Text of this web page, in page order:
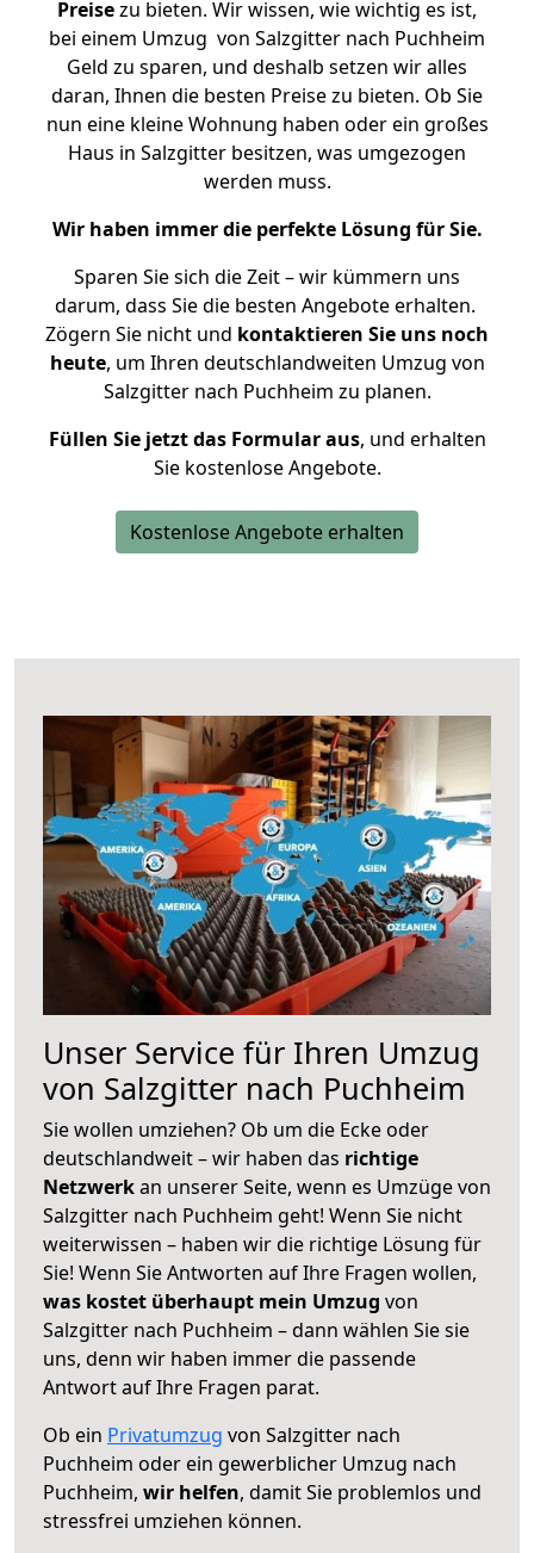
Preisezu bieten. Wir wissen, wie wichtig es ist,
bei einem Umzug von Salzgitter nach Puchheim
Geld zu sparen, und deshalb setzen wir alles
daran, Ihnen die besten Preise zu bieten. Ob Sie
nun eine kleine Wohnung haben oder ein großes
Haus in Salzgitter besitzen, was umgezogen
werden muss.
Wir haben immer die perfekte Lösung für Sie.
Sparen Sie sich die Zeit – wir kümmern uns
darum, dass Sie die besten Angebote erhalten.
Zögern Sie nicht und kontaktieren Sie uns noch
heute, um Ihren deutschlandweiten Umzug von
Salzgitter nach Puchheim zu planen.
Füllen Sie jetzt das Formular aus, und erhalten
Sie kostenlose Angebote.
Kostenlose Angebote erhalten
Unser Service für Ihren Umzug
von Salzgitter nach Puchheim
Sie wollen umziehen? Ob um die Ecke oder
deutschlandweit – wir haben das richtige
Netzwerkan unserer Seite, wenn es Umzüge von
Salzgitter nach Puchheim geht! Wenn Sie nicht
weiterwissen – haben wir die richtige Lösung für
Sie! Wenn Sie Antworten auf Ihre Fragen wollen,
was kostet überhaupt mein Umzug von
Salzgitter nach Puchheim – dann wählen Sie sie
uns, denn wir haben immer die passende
Antwort auf Ihre Fragen parat.
Ob ein Privatumzug von Salzgitter nach
Puchheim oder ein gewerblicher Umzug nach
Puchheim, wir helfen, damit Sie problemlos und
stressfrei umziehen können.